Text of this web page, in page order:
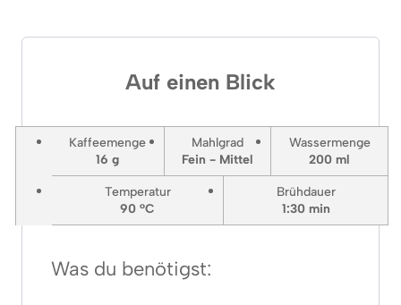
Auf einen Blick
Kaffeemenge
16 g
Mahlgrad
Fein - Mittel
Wassermenge
200 ml
Temperatur
90 °C
Brühdauer
1:30min
Was du benötigst: